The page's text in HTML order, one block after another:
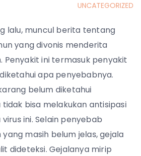
UNCATEGORIZED
lalu, muncul berita tentang
yang divonis menderita
Penyakit ini termasuk penyakit
apa penyebabnya.
belum diketahui
bisa melakukan antisipasi
ini. Selain penyebab
yang masih belum jelas, gejala
dideteksi. Gejalanya mirip